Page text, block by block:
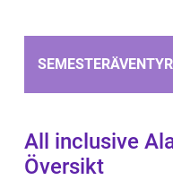
All inclusive
Översikt